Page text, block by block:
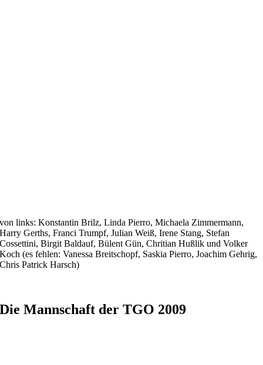
von links: Konstantin Brilz, Linda Pierro, Michaela Zimmermann,
Harry Gerths, Franci Trumpf, Julian Weiß, Irene Stang, Stefan
Cossettini, Birgit Baldauf, Bülent Gün, Chritian Hußlik und Volker
Koch (es fehlen: Vanessa Breitschopf, Saskia Pierro, Joachim Gehrig,
Chris Patrick Harsch)
Die Mannschaft der TGO 2009